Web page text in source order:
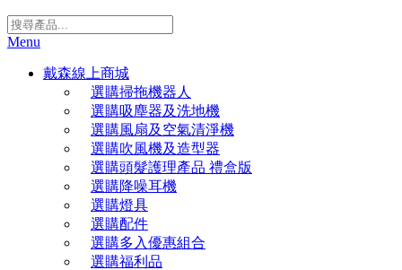
Menu
戴森線上商城
選購掃拖機器人
選購吸塵器及洗地機
選購風扇及空氣清淨機
選購吹風機及造型器
選購頭髮護理產品 禮盒版
選購降噪耳機
選購燈具
選購配件
選購多入優惠組合
選購福利品